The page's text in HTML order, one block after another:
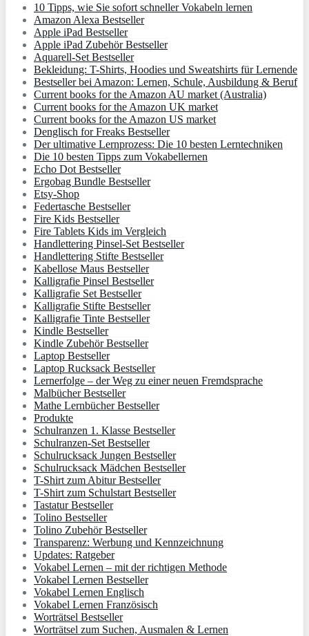
10 Tipps, wie Sie sofort schneller Vokabeln lernen
Amazon Alexa Bestseller
Apple iPad Bestseller
Apple iPad Zubehör Bestseller
Aquarell-Set Bestseller
Bekleidung: T-Shirts, Hoodies und Sweatshirts für Lernende
Bestseller bei Amazon: Lernen, Schule, Ausbildung & Beruf
Current books for the Amazon AU market (Australia)
Current books for the Amazon UK market
Current books for the Amazon US market
Denglisch for Freaks Bestseller
Der ultimative Lernprozess: Die 10 besten Lerntechniken
Die 10 besten Tipps zum Vokabellernen
Echo Dot Bestseller
Ergobag Bundle Bestseller
Etsy-Shop
Federtasche Bestseller
Fire Kids Bestseller
Fire Tablets Kids im Vergleich
Handlettering Pinsel-Set Bestseller
Handlettering Stifte Bestseller
Kabellose Maus Bestseller
Kalligrafie Pinsel Bestseller
Kalligrafie Set Bestseller
Kalligrafie Stifte Bestseller
Kalligrafie Tinte Bestseller
Kindle Bestseller
Kindle Zubehör Bestseller
Laptop Bestseller
Laptop Rucksack Bestseller
Lernerfolge – der Weg zu einer neuen Fremdsprache
Malbücher Bestseller
Mathe Lernbücher Bestseller
Produkte
Schulranzen 1. Klasse Bestseller
Schulranzen-Set Bestseller
Schulrucksack Jungen Bestseller
Schulrucksack Mädchen Bestseller
T-Shirt zum Abitur Bestseller
T-Shirt zum Schulstart Bestseller
Tastatur Bestseller
Tolino Bestseller
Tolino Zubehör Bestseller
Transparenz: Werbung und Kennzeichnung
Updates: Ratgeber
Vokabel Lernen – mit der richtigen Methode
Vokabel Lernen Bestseller
Vokabel Lernen Englisch
Vokabel Lernen Französisch
Worträtsel Bestseller
Worträtsel zum Suchen, Ausmalen & Lernen